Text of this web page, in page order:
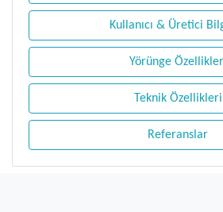
Kullanıcı & Üretici
Yörünge
Teknik Özellikleri
Referanslar